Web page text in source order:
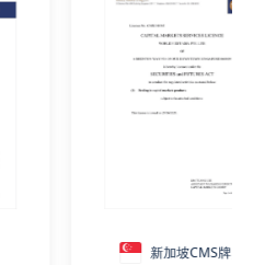
新加坡CMS牌照